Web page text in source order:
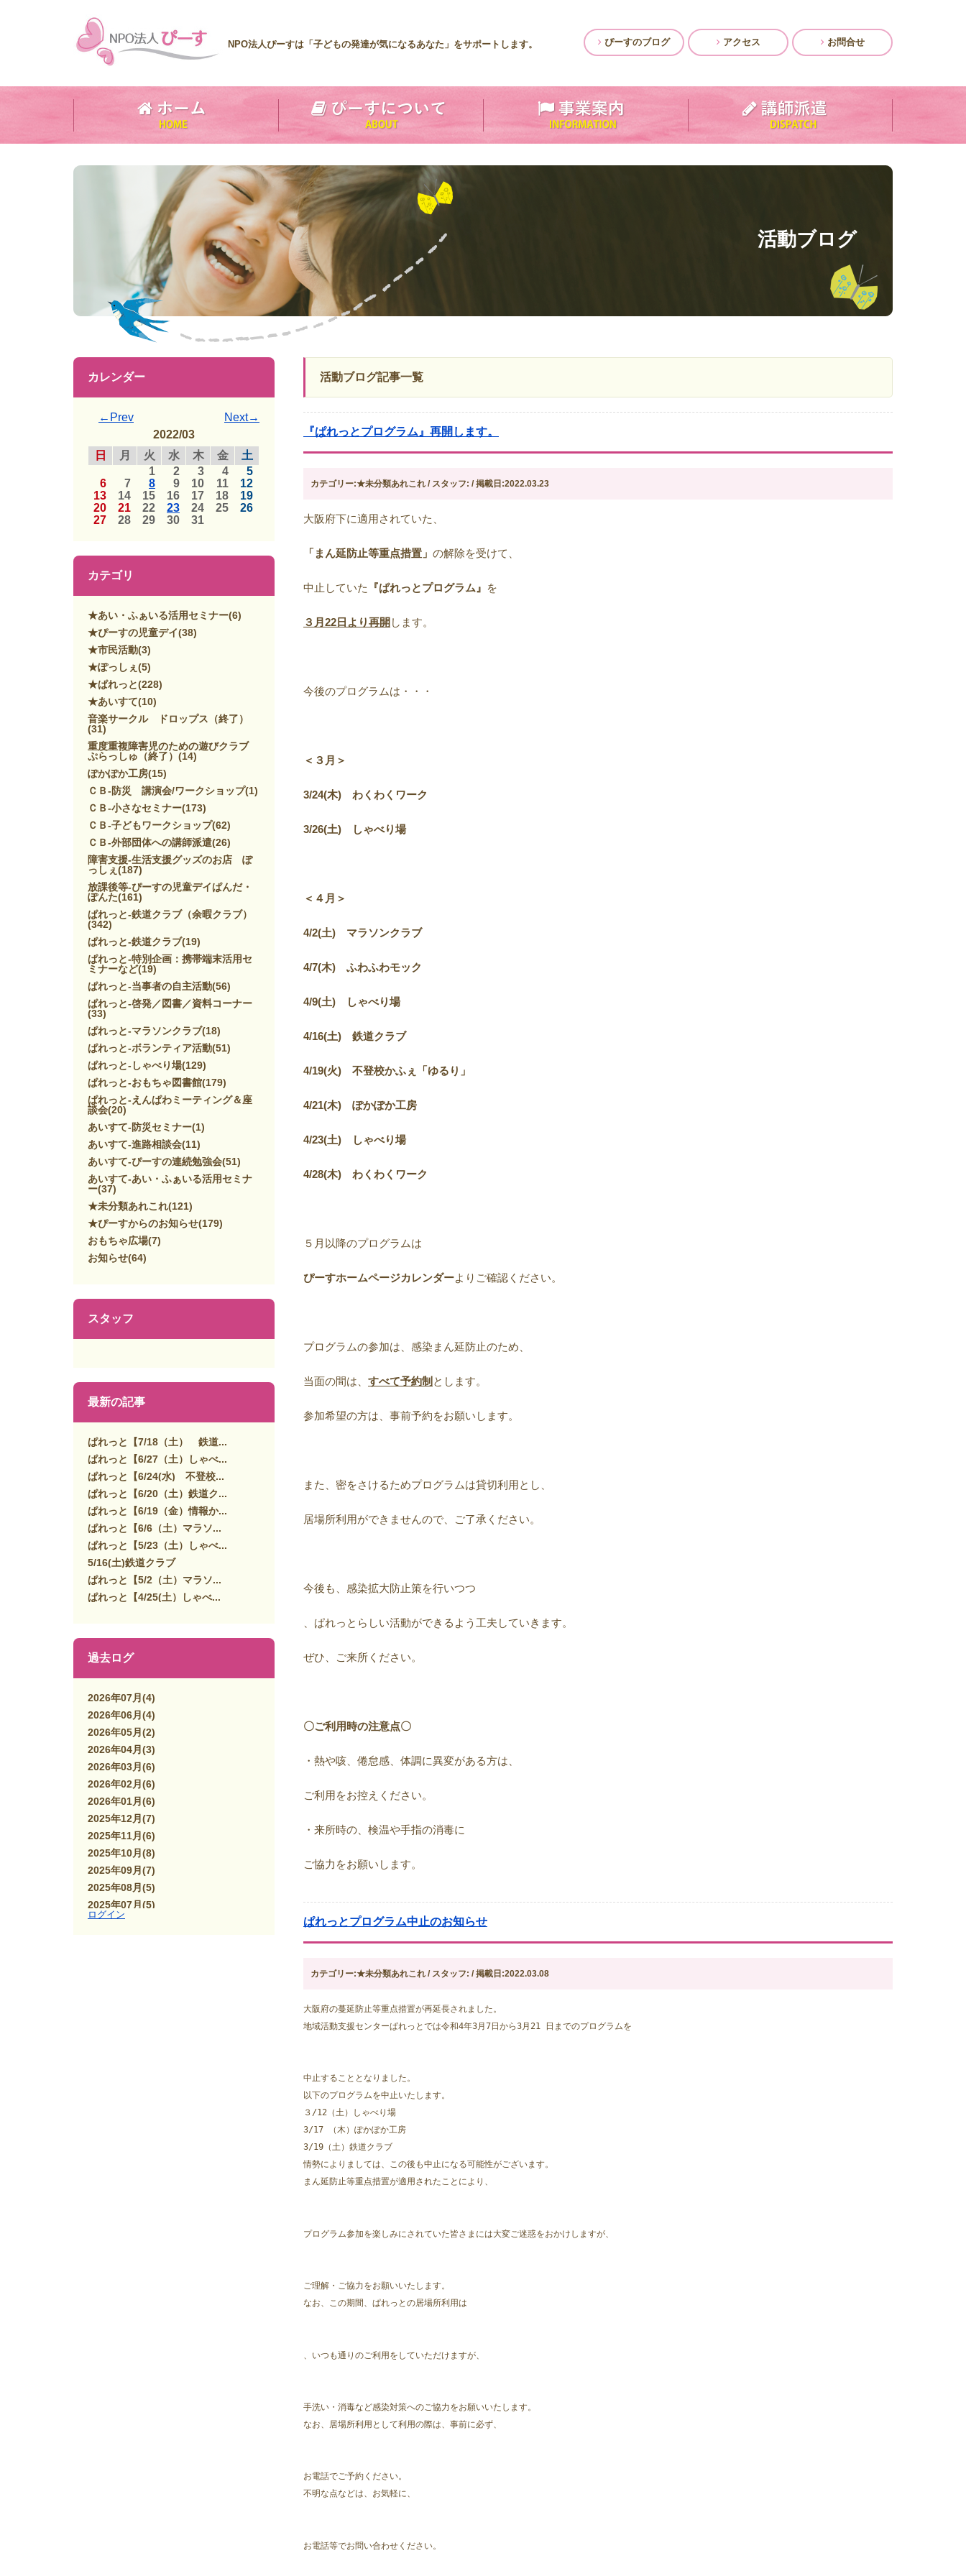
NPO法人ぴーすは「子どもの発達が気になるあなた」をサポートします。 ぴーすのブログ アクセス お問合せ
活動ブログ
活動ブログ記事一覧
『ぱれっとプログラム』再開します。
カテゴリー:★未分類あれこれ / スタッフ: / 掲載日:2022.03.23
大阪府下に適用されていた、
「まん延防止等重点措置」 の解除を受けて、
中止していた 『ぱれっとプログラム』 を
３月 22 日より再開 します。
今後のプログラムは・・・
＜３月＞
3/24(木) わくわくワーク
3/26(土) しゃべり場
＜４月＞
4/2(土) マラソンクラブ
4/7(木) ふわふわモック
4/9(土) しゃべり場
4/16(土) 鉄道クラブ
4/19(火) 不登校かふぇ「ゆるり」
4/21(木) ぽかぽか工房
4/23(土) しゃべり場
4/28(木) わくわくワーク
５月以降のプログラムは
ぴーすホームページカレンダーよりご確認ください。
プログラムの参加は、感染まん延防止のため、
当面の間は、 すべて予約制 とします。
参加希望の方は、事前予約をお願いします。
また、密をさけるためプログラムは貸切利用とし、
居場所利用ができませんので、ご了承ください。
今後も、感染拡大防止策を行いつつ
、ぱれっとらしい活動ができるよう工夫していきます。
ぜひ、ご来所ください。
〇ご利用時の注意点〇
・熱や咳、倦怠感、体調に異変がある方は、
ご利用をお控えください。
・来所時の、検温や手指の消毒に
ご協力をお願いします。
ぱれっとプログラム中止のお知らせ
カテゴリー:★未分類あれこれ / スタッフ: / 掲載日:2022.03.08
大阪府の蔓延防止等重点措置が再延長されました。
地域活動支援センターぱれっとでは令和4年3月7日から3月21 日までのプログラムを
中止することとなりました。
以下のプログラムを中止いたします。
３/12（土）しゃべり場
3/17 （木）ぽかぽか工房
3/19（土）鉄道クラブ
情勢によりましては、この後も中止になる可能性がございます。
まん延防止等重点措置が適用されたことにより、
プログラム参加を楽しみにされていた皆さまには大変ご迷惑をおかけしますが、
ご理解・ご協力をお願いいたします。
なお、この期間、ぱれっとの居場所利用は
、いつも通りのご利用をしていただけますが、
手洗い・消毒など感染対策へのご協力をお願いいたします。
なお、居場所利用として利用の際は、事前に必ず、
お電話でご予約ください。
不明な点などは、お気軽に、
お電話等でお問い合わせください。
カレンダー
←Prev
Next→
2022/03
日
月 火 水 木 金
土
1
2 3 4
5
6
7 8 9 10 11
12
13
14 15 16 17 18
19
20
21 22 23 24 25
26
27
28 29 30 31
カテゴリ
★あい・ふぁいる活用セミナー(6)
★ぴーすの児童デイ(38)
★市民活動(3)
★ぽっしぇ (5)
★ぱれっと(228)
★あいすて(10)
音楽サークル ドロップス（終了）
(31)
重度重複障害児のための遊びクラブ
ぷらっしゅ（終了） (14)
ぽかぽか工房(15)
ＣＢ-防災 講演会/ワークショップ(1)
ＣＢ-小さなセミナー(173)
ＣＢ-子どもワークショップ(62)
ＣＢ-外部団体への講師派遣(26)
障害支援-生活支援グッズのお店 ぽ
っしぇ (187)
放課後等-ぴーすの児童デイぱんだ・
ぽんた(161)
ぱれっと-鉄道クラブ（余暇クラブ）
(342)
ぱれっと-鉄道クラブ(19)
ぱれっと-特別企画：携帯端末活用セ
ミナーなど(19)
ぱれっと-当事者の自主活動(56)
ぱれっと-啓発／図書／資料コーナー
(33)
ぱれっと-マラソンクラブ(18)
ぱれっと-ボランティア活動(51)
ぱれっと-しゃべり場(129)
ぱれっと-おもちゃ図書館(179)
ぱれっと-えんぱわミーティング＆座
談会(20)
あいすて-防災セミナー(1)
あいすて-進路相談会(11)
あいすて-ぴーすの連続勉強会(51)
あいすて-あい・ふぁいる活用セミナ
ー(37)
★未分類あれこれ(121)
★ぴーすからのお知らせ(179)
おもちゃ広場(7)
お知らせ(64)
スタッフ
最新の記事
ぱれっと【7/18（土） 鉄道...
ぱれっと【6/27（土）しゃべ...
ぱれっと【6/24(水) 不登校...
ぱれっと【6/20（土）鉄道ク...
ぱれっと【6/19（金）情報か...
ぱれっと【6/6（土）マラソ...
ぱれっと【5/23（土）しゃべ...
5/16(土)鉄道クラブ
ぱれっと【5/2（土）マラソ...
ぱれっと【4/25(土）しゃべ...
過去ログ
2026年07月 (4)
2026年06月 (4)
2026年05月 (2)
2026年04月 (3)
2026年03月 (6)
2026年02月 (6)
2026年01月 (6)
2025年12月 (7)
2025年11月 (6)
2025年10月 (8)
2025年09月 (7)
2025年08月 (5)
2025年07月 (5)
2025年06月
ログイン